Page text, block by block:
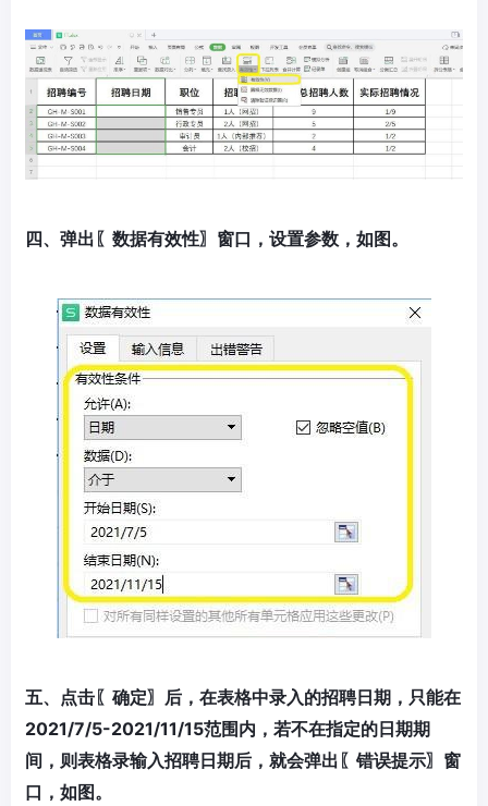
四、弹出〖数据有效性〗窗口，设置参数，如图。
五、点击〖确定〗后，在表格中录入的招聘日期，只能在
2021/7/5-2021/11/15范围内，若不在指定的日期期
间，则表格录输入招聘日期后，就会弹出〖错误提示〗窗
口，如图。